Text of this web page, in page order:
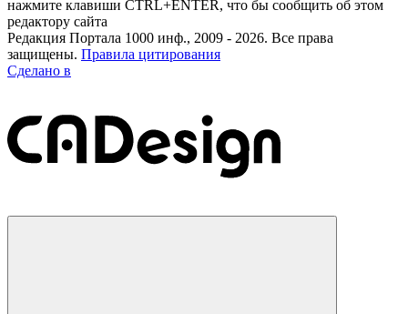
нажмите клавиши CTRL+ENTER, что бы сообщить об этом
редактору сайта
Редакция Портала 1000 инф., 2009 - 2026. Все права
защищены. Правила цитирования
Сделано в